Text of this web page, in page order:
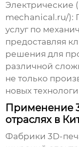
Электрические (
mechanical.ru/):
услуг по
предоставляя
решения для
различной
не только
новых
Применение
отраслях в
Фабрики 3D-